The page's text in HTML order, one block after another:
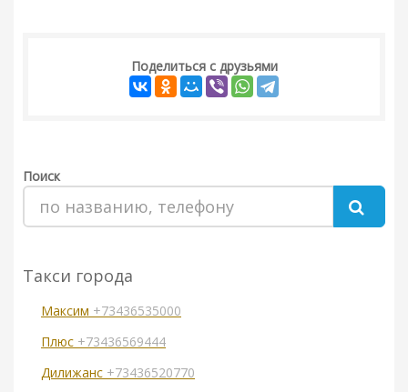
Поделиться с друзьями
Поиск
Такси города
Максим +73436535000
Плюс +73436569444
Дилижанс +73436520770